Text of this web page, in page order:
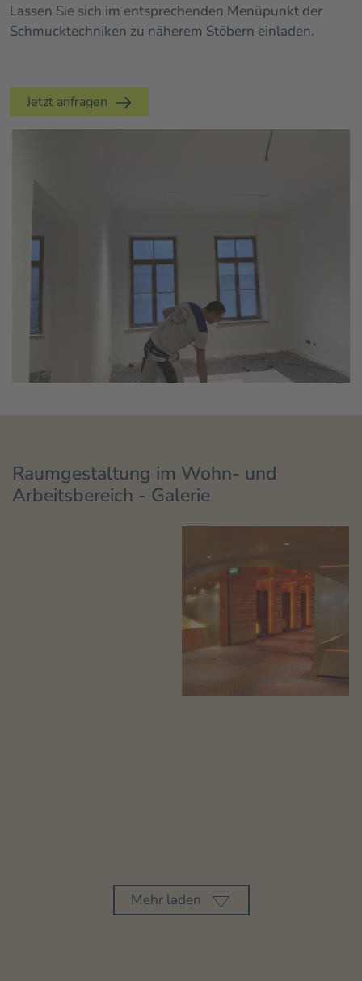
Lassen Sie sich im entsprechenden Menüpunkt der
Schmucktechniken zu näherem Stöbern einladen.
Jetzt anfragen
Raumgestaltung im Wohn- und
Arbeitsbereich - Galerie
Mehr laden